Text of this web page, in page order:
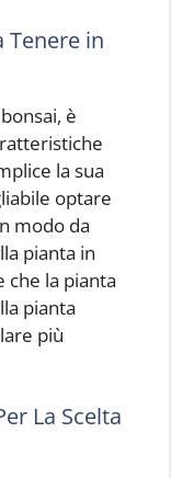
Tenere in
è
la sua
optare
modo da
pianta in
la pianta
pianta
più
La Scelta